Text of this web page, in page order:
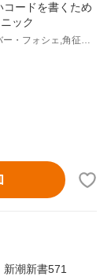
コードを書くため
ック
ダスティン・ボズウェル,トレバー・フォシェ,角征典,ダスティンボズウェル,トレバーフォシェ,角征典
潮新書571